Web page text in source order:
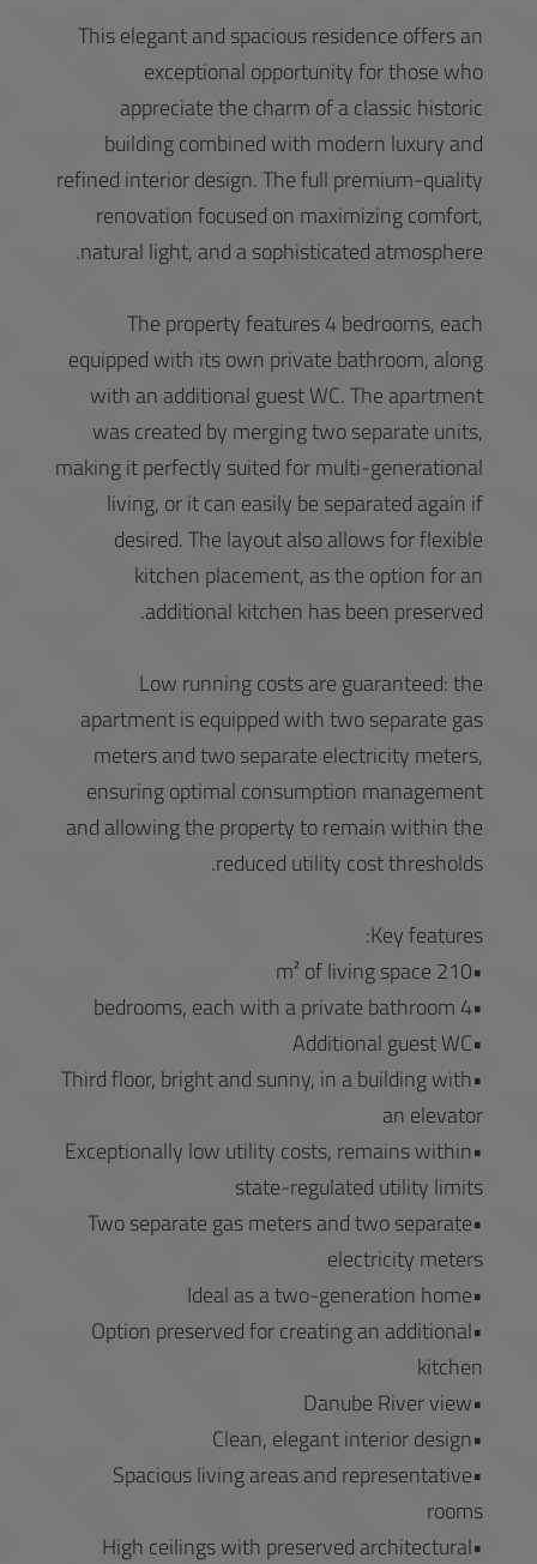
This elegant and spacious residence offers an
exceptional opportunity for those who
appreciate the charm of a classic historic
building combined with modern luxury and
refined interior design. The full premium-quality
renovation focused on maximizing comfort,
natural light, and a sophisticated atmosphere.
The property features 4 bedrooms, each
equipped with its own private bathroom, along
with an additional guest WC. The apartment
was created by merging two separate units,
making it perfectly suited for multi-generational
living, or it can easily be separated again if
desired. The layout also allows for flexible
kitchen placement, as the option for an
additional kitchen has been preserved.
Low running costs are guaranteed: the
apartment is equipped with two separate gas
meters and two separate electricity meters,
ensuring optimal consumption management
and allowing the property to remain within the
reduced utility cost thresholds.
Key features:
•210 m² of living space
•4 bedrooms, each with a private bathroom
•Additional guest WC
•Third floor, bright and sunny, in a building with
an elevator
•Exceptionally low utility costs, remains within
state-regulated utility limits
•Two separate gas meters and two separate
electricity meters
•Ideal as a two-generation home
•Option preserved for creating an additional
kitchen
•Danube River view
•Clean, elegant interior design
•Spacious living areas and representative
rooms
•High ceilings with preserved architectural